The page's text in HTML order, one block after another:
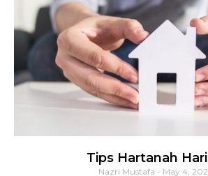
Tips Hartanah
Nazri Mustafa May 4,